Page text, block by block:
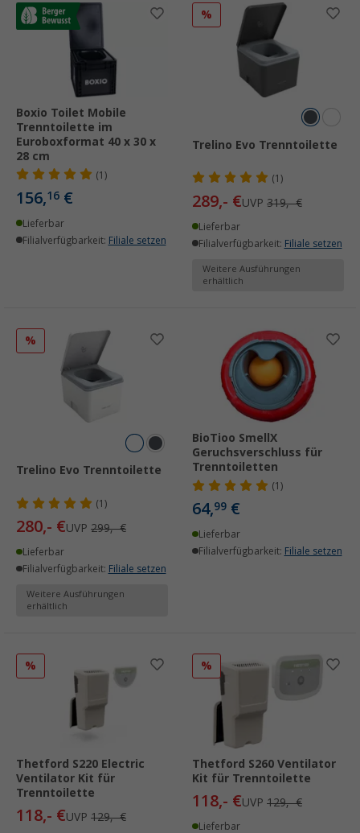
Boxio Toilet Mobile
Trenntoilette im
Euroboxformat 40 x 30 x
28 cm
(1)
156,16 €
Lieferbar
Filialverfügbarkeit: Filiale setzen
%
Trelino Evo Trenntoilette
(1)
289,- €UVP 319,- €
Lieferbar
Filialverfügbarkeit: Filiale setzen
Weitere Ausführungen
erhältlich
%
Trelino Evo Trenntoilette
(1)
280,- €UVP 299,- €
Lieferbar
Filialverfügbarkeit: Filiale setzen
Weitere Ausführungen
erhältlich
BioTioo SmellX
Geruchsverschluss für
Trenntoiletten
(1)
64,99 €
Lieferbar
Filialverfügbarkeit: Filiale setzen
%
Thetford S220 Electric
Ventilator Kit für
Trenntoilette
118,- €UVP 129,- €
%
Thetford S260 Ventilator
Kit für Trenntoilette
118,- €UVP 129,- €
Lieferbar